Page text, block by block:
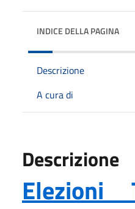
INDICE DELLA PAGINA
Descrizione
A cura di
Descrizione
Elezioni